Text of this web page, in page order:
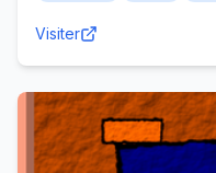
Visiter